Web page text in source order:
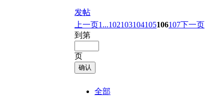
发帖
上一页1...102103104105106107下一页
到第
页
确认
全部